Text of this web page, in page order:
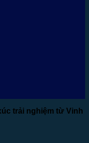
trải nghiệm từ Vinh